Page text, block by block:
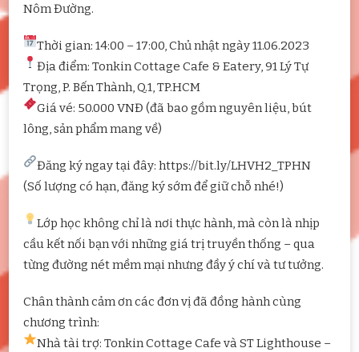
Nôm Đường.
Thời gian: 14:00 – 17:00, Chủ nhật ngày 11.06.2023
Địa điểm: Tonkin Cottage Cafe & Eatery, 91 Lý Tự
Trọng, P. Bến Thành, Q.1, TP.HCM
Giá vé: 50.000 VNĐ (đã bao gồm nguyên liệu, bút
lông, sản phẩm mang về)
Đăng ký ngay tại đây: https://bit.ly/LHVH2_TPHN
(Số lượng có hạn, đăng ký sớm để giữ chỗ nhé!)
Lớp học không chỉ là nơi thực hành, mà còn là nhịp
cầu kết nối bạn với những giá trị truyền thống – qua
từng đường nét mềm mại nhưng đầy ý chí và tư tưởng.
Chân thành cảm ơn các đơn vị đã đồng hành cùng
chương trình:
Nhà tài trợ: Tonkin Cottage Cafe và ST Lighthouse –